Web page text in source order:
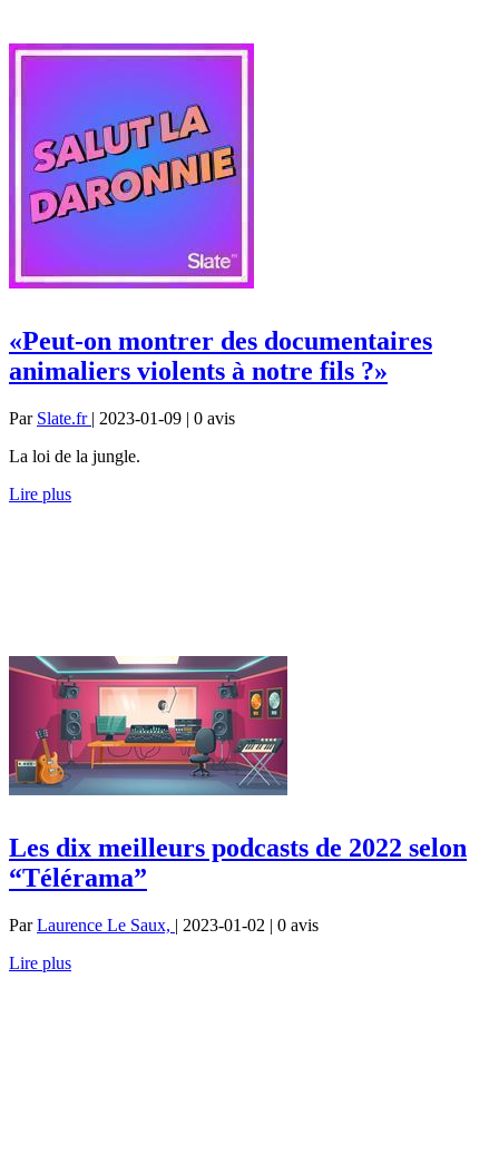
«Peut-on montrer des documentaires
animaliers violents à notre fils ?»
Par Slate.fr | 2023-01-09 | 0 avis
La loi de la jungle.
Lire plus
Les dix meilleurs podcasts de 2022 selon
“Télérama”
ParLaurence Le Saux, | 2023-01-02 | 0 avis
Lire plus